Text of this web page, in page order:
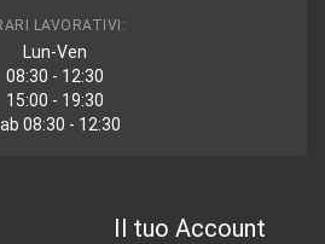
LAVORATIVI:
Lun-Ven
08:30 - 12:30
15:00 - 19:30
08:30 - 12:30
Il tuo Account